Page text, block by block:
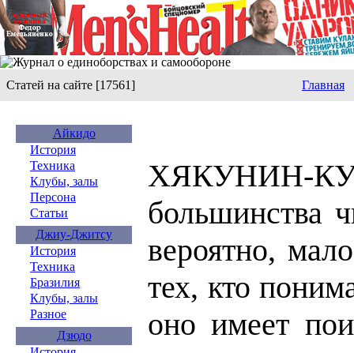
Статей на сайте [17561] Главная
Айкидо
История
Техника
Клубы, залы
Персона
Статьи
Джиу-Джитсу
История
Техника
Бразилия
Клубы, залы
Разное
Дзюдо
ХЯКУНИН-
большинства
вероятно,
тех, кто
оно имеет